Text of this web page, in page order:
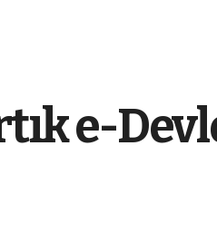
e-